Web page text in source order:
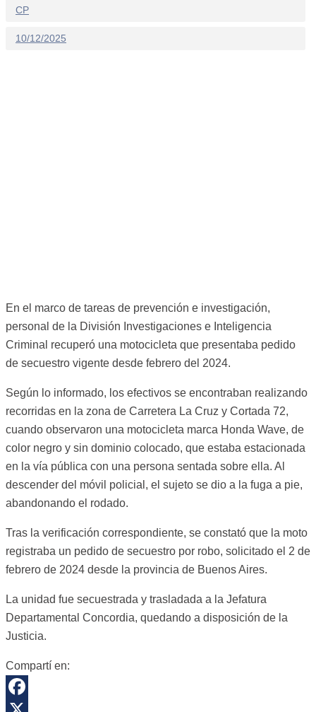
CP
10/12/2025
En el marco de tareas de prevención e investigación,
personal de la División Investigaciones e Inteligencia
Criminal recuperó una motocicleta que presentaba pedido
de secuestro vigente desde febrero del 2024.
Según lo informado, los efectivos se encontraban realizando
recorridas en la zona de Carretera La Cruz y Cortada 72,
cuando observaron una motocicleta marca Honda Wave, de
color negro y sin dominio colocado, que estaba estacionada
en la vía pública con una persona sentada sobre ella. Al
descender del móvil policial, el sujeto se dio a la fuga a pie,
abandonando el rodado.
Tras la verificación correspondiente, se constató que la moto
registraba un pedido de secuestro por robo, solicitado el 2 de
febrero de 2024 desde la provincia de Buenos Aires.
La unidad fue secuestrada y trasladada a la Jefatura
Departamental Concordia, quedando a disposición de la
Justicia.
Compartí en:
Facebook